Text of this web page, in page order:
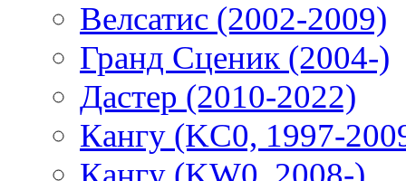
Велсатис (2002-2009)
Гранд Сценик (2004-)
Дастер (2010-2022)
Кангу (KC0, 1997-